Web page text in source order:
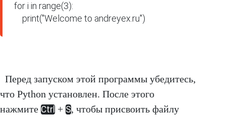
for i in range(3):
    print("Welcome to andreyex.ru")
Перед запуском этой программы убедитесь,
что Python установлен. После этого
нажмите Ctrl + S, чтобы присвоить файлу